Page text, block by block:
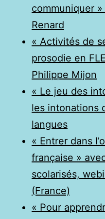
communiquer
Renard
« Activités de
prosodie en
Philippe Mijon
« Le jeu des
les intonations
langues
« Entrer dans
française »
scolarisés,
(France)
« Pour